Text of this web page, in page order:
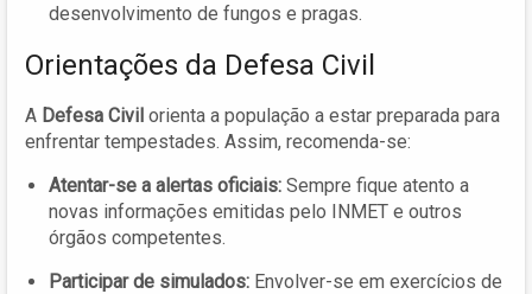
desenvolvimento de fungos e pragas.
Orientações da Defesa Civil
A Defesa Civil orienta a população a estar preparada para
enfrentar tempestades. Assim, recomenda-se:
Atentar-se a alertas oficiais: Sempre fique atento a
novas informações emitidas pelo INMET e outros
órgãos competentes.
Participar de simulados: Envolver-se em exercícios de